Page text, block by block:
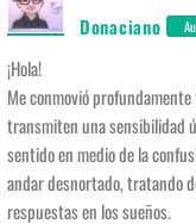
Donaciano
¡Hola!
Me conmovió profundamente
transmiten una sensibilidad
sentido en medio de la
andar desnortado, tratando
respuestas en los sueños.